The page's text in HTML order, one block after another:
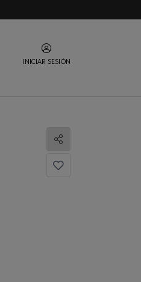
INICIAR SESIÓN
Compartir